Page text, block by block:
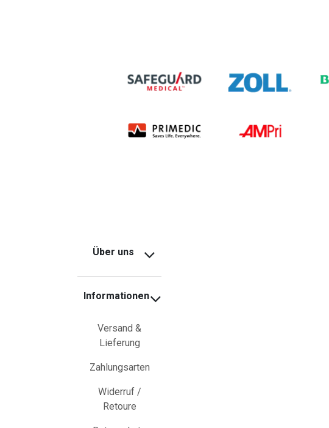
Über uns
Informationen
Versand &
Lieferung
Zahlungsarten
Widerruf /
Retoure